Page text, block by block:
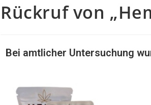
Rückruf von
Bei amtlicher Untersuchung